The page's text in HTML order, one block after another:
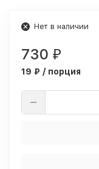
Нет в наличии
730 ₽
19 ₽ / порция